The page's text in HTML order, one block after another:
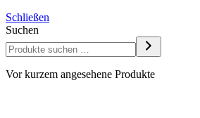
Schließen
Suchen
Vor kurzem angesehene Produkte